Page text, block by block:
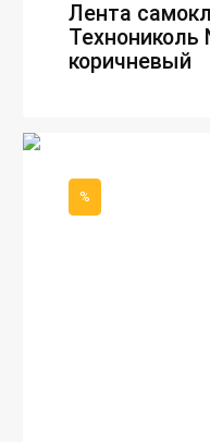
Лента
Технониколь
коричневый
%